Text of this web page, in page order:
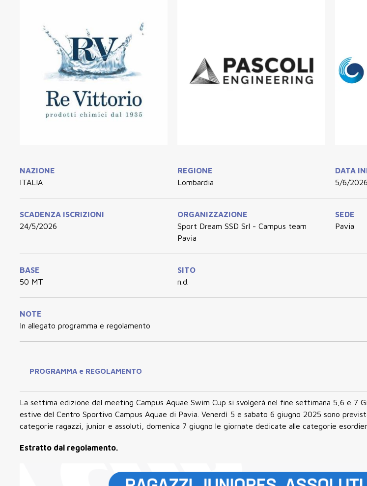
NAZIONE
ITALIA
REGIONE
Lombardia
DATA
5/6/2026
SCADENZA ISCRIZIONI
24/5/2026
ORGANIZZAZIONE
Sport Dream SSD Srl - Campus team
Pavia
SEDE
Pavia
BASE
50 MT
SITO
n.d.
NOTE
In allegato programma e regolamento
PROGRAMMA e REGOLAMENTO
La settima edizione del meeting Campus Aquae Swim Cup si svolgerà nel fine settimana 5,6 e 7
estive del Centro Sportivo Campus Aquae di Pavia. Venerdì 5 e sabato 6 giugno 2025 sono
categorie ragazzi, junior e assoluti, domenica 7 giugno le giornate dedicate alle categorie
Estratto dal regolamento.